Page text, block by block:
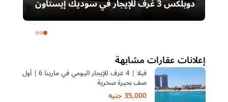
دوبلكس 3 غرف للإيجار في سوديك إيستاون
– التجمع الخامس | غرفة ناني
إعلانات عقارات مشابهة
فيلا | 4 غرف للإيجار اليومي في مارينا 6 | أول
صف بحيرة صخرية
35,000جنيه